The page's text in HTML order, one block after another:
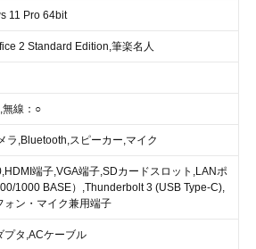
11 Pro 64bit
2 Standard Edition,筆楽名人
無線：○
ラ,Bluetooth,スピーカー,マイク
端子,VGA端子,SDカードスロット,LANポ
1000 BASE）,Thunderbolt 3 (USB Type-C),
ォン・マイク兼用端子
プタ,ACケーブル